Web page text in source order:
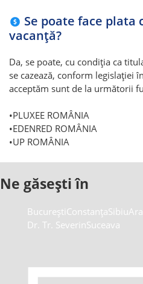
Se poate face plata
vacanță?
Da, se poate, cu condiția ca
se cazează, conform legislației
acceptăm sunt de la următorii
•PLUXEE ROMÂNIA
•EDENRED ROMÂNIA
•UP ROMÂNIA
Ne găsești în
București ConstanțaSibiu
Dr. Tr. SeverinSuceava